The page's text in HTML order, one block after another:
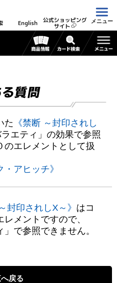
English 公式ショッピング
サイト
メニュー
質問
た 《禁断 ～封印されし
エティ」の効果で参照
のエレメントとして扱
・アヒッチ》
封印されしX～》 はコ
メントですので、
」で参照できません。
戻る